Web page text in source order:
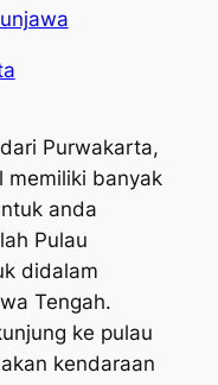
Purwakarta,
memiliki banyak
anda
Pulau
didalam
Tengah.
ke pulau
kendaraan